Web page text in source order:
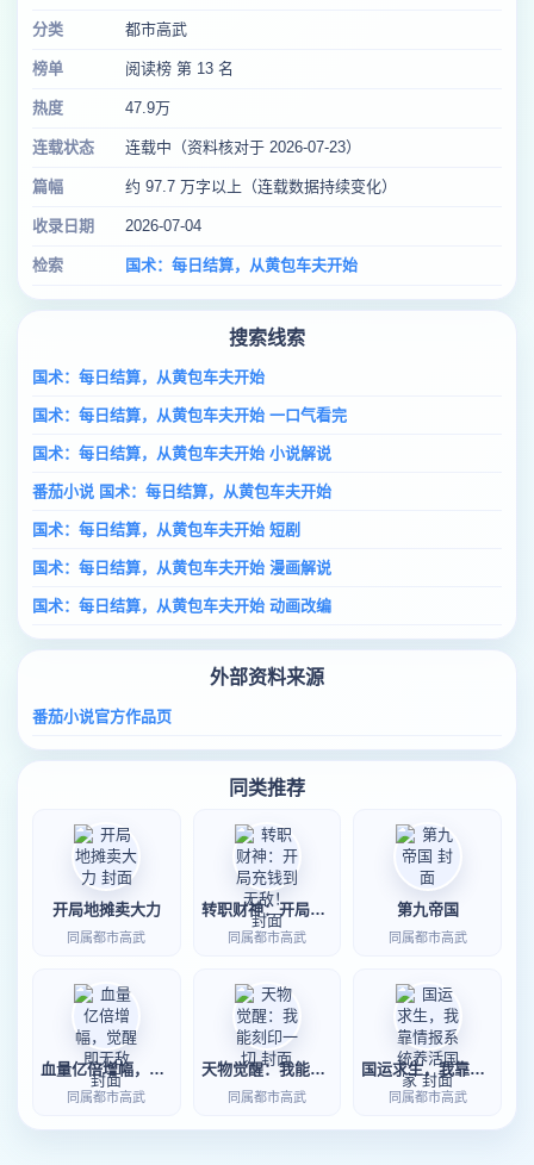
分类 都市高武
榜单 阅读榜 第 13 名
热度 47.9万
连载状态 连载中（资料核对于 2026-07-23）
篇幅 约 97.7 万字以上（连载数据持续变化）
收录日期 2026-07-04
检索 国术：每日结算，从黄包车夫开始
搜索线索
国术：每日结算，从黄包车夫开始
国术：每日结算，从黄包车夫开始 一口气看完
国术：每日结算，从黄包车夫开始 小说解说
番茄小说 国术：每日结算，从黄包车夫开始
国术：每日结算，从黄包车夫开始 短剧
国术：每日结算，从黄包车夫开始 漫画解说
国术：每日结算，从黄包车夫开始 动画改编
外部资料来源
番茄小说官方作品页
同类推荐
开局地摊卖大力
同属都市高武
转职财神：开局充钱到无敌！
同属都市高武
第九帝国
同属都市高武
血量亿倍增幅，觉醒即无敌
同属都市高武
天物觉醒：我能刻印一切
同属都市高武
国运求生，我靠情报系统养活国家
同属都市高武